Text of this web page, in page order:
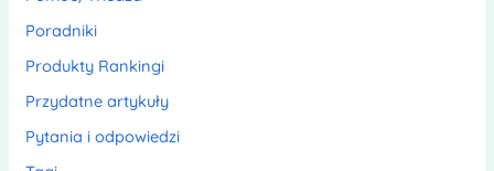
Poradniki
Produkty Rankingi
Przydatne artykuły
Pytania i odpowiedzi